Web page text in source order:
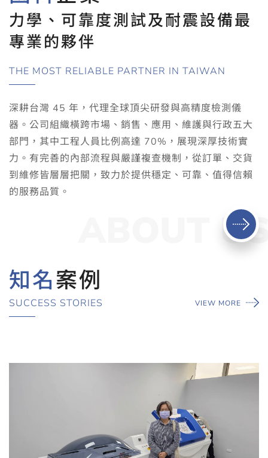
力學、可靠度測試及耐震設備最
專業的夥伴
THE MOST RELIABLE PARTNER IN TAIWAN
深耕台灣 45 年，代理全球頂尖研發與高精度檢測儀
器。公司組織橫跨市場、銷售、應用、維護與行政五大
部門，其中工程人員比例高達 70%，展現深厚技術實
力。有完善的內部流程與嚴謹複查機制，從訂單、交貨
到維修皆層層把關，致力於提供穩定、可靠、值得信賴
的服務品質。
ABOUT
知名案例
SUCCESS STORIES VIEW MORE